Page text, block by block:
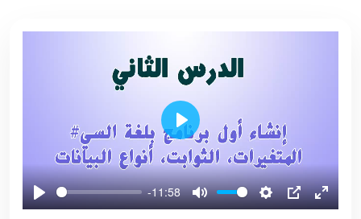
-11:58
Play